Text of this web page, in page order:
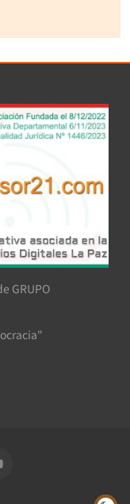
GRUPO